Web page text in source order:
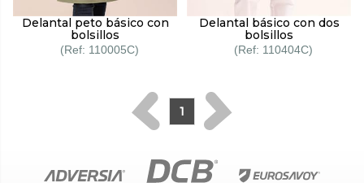
Delantal peto básico con
bolsillos
110005C
Delantal básico con dos
bolsillos
110404C
1